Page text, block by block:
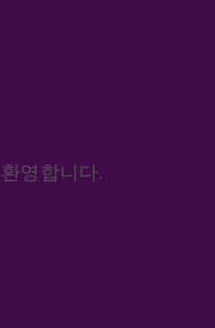
영합니다.